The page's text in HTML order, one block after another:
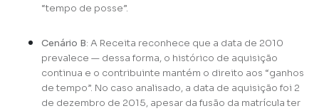
“tempo de posse”.
Cenário B: A Receita reconhece que a data de 2010
prevalece — dessa forma, o histórico de aquisição
continua e o contribuinte mantém o direito aos “ganhos
de tempo”. No caso analisado, a data de aquisição foi 2
de dezembro de 2015, apesar da fusão da matrícula ter